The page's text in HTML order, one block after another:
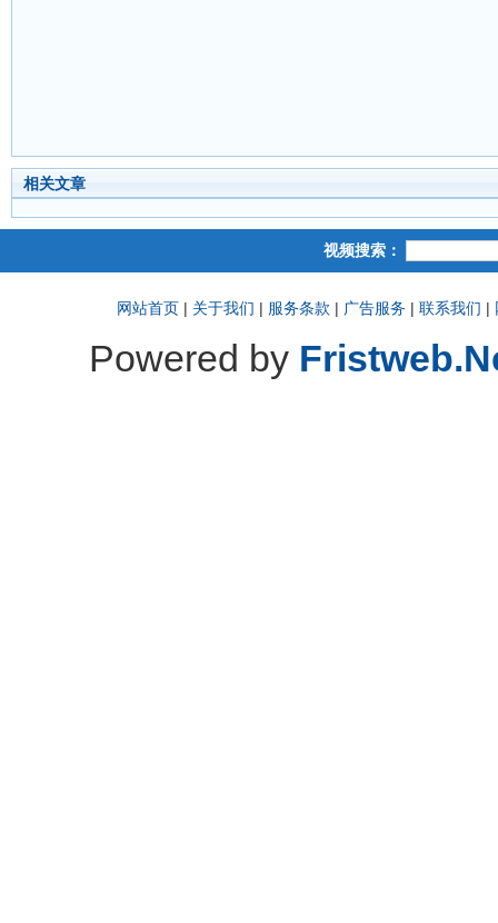
相关文章
视频搜索：
网站首页 | 关于我们 | 服务条款 | 广告服务 |联系我们 |
Powered by